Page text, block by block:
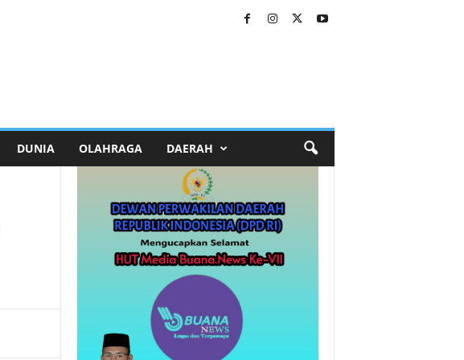
DUNIA OLAHRAGA DAERAH